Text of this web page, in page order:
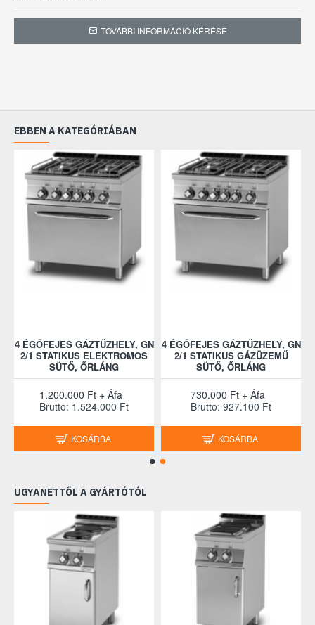
TOVÁBBI INFORMÁCIÓ KÉRÉSE
EBBEN A KATEGÓRIÁBAN
4 ÉGŐFEJES GÁZTŰZHELY, GN
2/1 STATIKUS ELEKTROMOS
SÜTŐ, ŐRLÁNG
1.200.000 Ft + Áfa
Brutto: 1.524.000 Ft
KOSÁRBA
4 ÉGŐFEJES GÁZTŰZHELY, GN
2/1 STATIKUS GÁZÜZEMŰ
SÜTŐ, ŐRLÁNG
730.000 Ft + Áfa
Brutto: 927.100 Ft
KOSÁRBA
UGYANETTŐL A GYÁRTÓTÓL